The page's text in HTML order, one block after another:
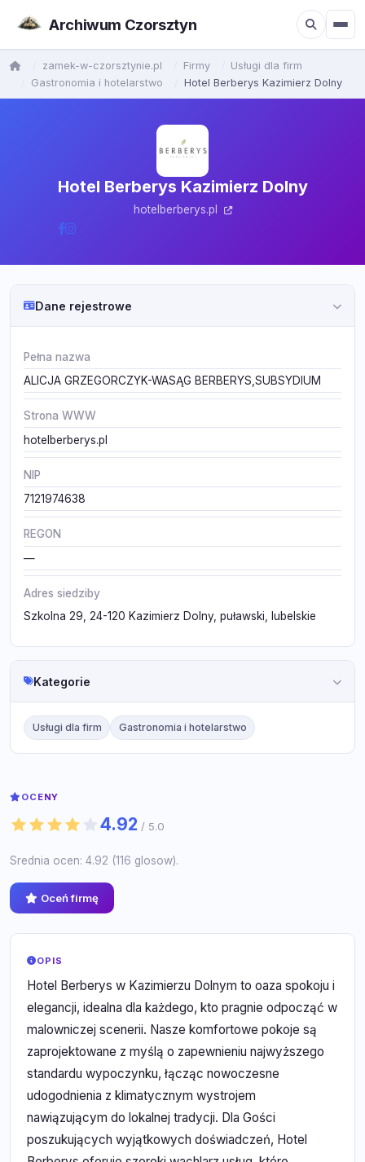
Archiwum Czorsztyn
zamek-w-czorsztynie.pl Firmy
Usługi dla firm
Gastronomia i hotelarstwo
Hotel Berberys Kazimierz Dolny
Hotel Berberys Kazimierz Dolny
hotelberberys.pl
Dane rejestrowe
Pełna nazwa
ALICJA GRZEGORCZYK-WASĄG BERBERYS,SUBSYDIUM
Strona WWW
hotelberberys.pl
NIP
7121974638
REGON
—
Adres siedziby
Szkolna 29, 24-120 Kazimierz Dolny, puławski, lubelskie
Kategorie
Usługi dla firm Gastronomia i hotelarstwo
OCENY
4.92 / 5.0
Srednia ocen: 4.92 (116 glosow).
Oceń firmę
OPIS
Hotel Berberys w Kazimierzu Dolnym to oaza spokoju i
elegancji, idealna dla każdego, kto pragnie odpocząć w
malowniczej scenerii. Nasze komfortowe pokoje są
zaprojektowane z myślą o zapewnieniu najwyższego
standardu wypoczynku, łącząc nowoczesne
udogodnienia z klimatycznym wystrojem
nawiązującym do lokalnej tradycji. Dla Gości
poszukujących wyjątkowych doświadczeń, Hotel